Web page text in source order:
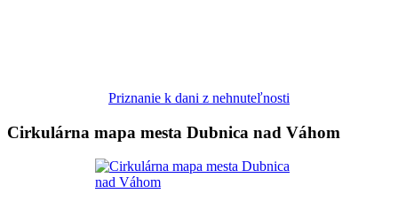
Priznanie k dani z nehnuteľnosti
Cirkulárna mapa mesta Dubnica nad Váhom